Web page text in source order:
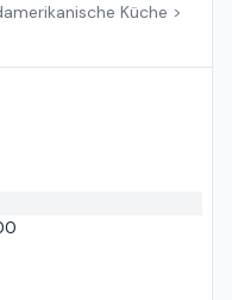
Küche >